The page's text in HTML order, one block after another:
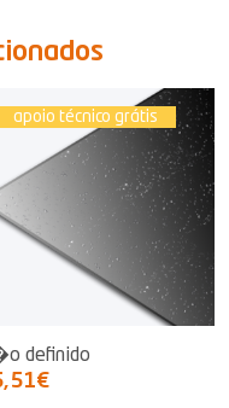
apoio técnico grátis
definido